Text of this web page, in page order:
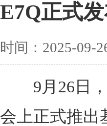
E7Q正式
时间：2025-09-
9月26日，
会上正式推出